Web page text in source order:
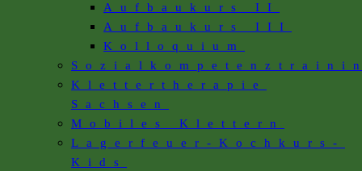
Aufbaukurs II
Aufbaukurs III
Kolloquium
Klettertherapie
Sachsen
Mobiles Klettern
Lagerfeuer-Kochkurs-
Kids